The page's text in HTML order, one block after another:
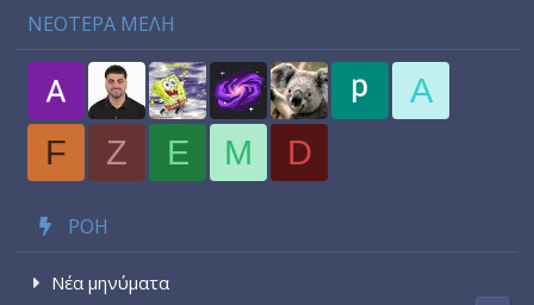
ΝΕΟΤΕΡΑ ΜΕΛΗ
A
F
Z E M D
ΡΟΉ
Νέα μηνύματα